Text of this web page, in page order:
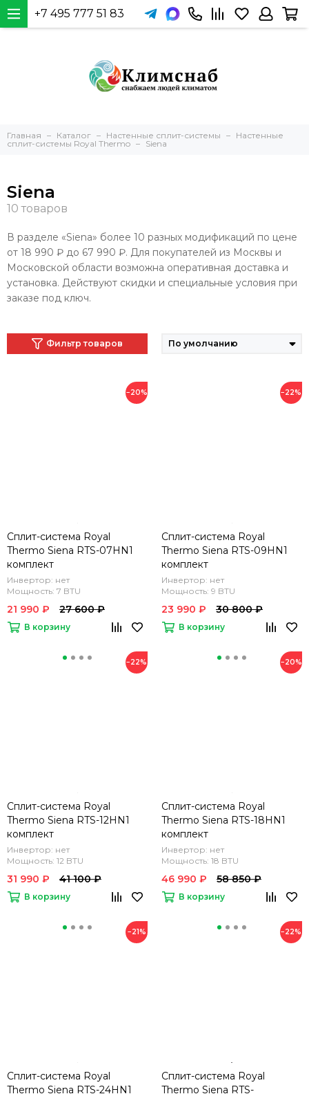
+7 495 777 51 83
Главная Каталог Настенные сплит-системы
Настенные
сплит-системы Royal Thermo
Siena
Siena
В разделе «Siena» более 10 разных модификаций по цене
от 18 990 ₽ до 67 990 ₽. Для покупателей из Москвы и
Московской области возможна оперативная доставка и
установка. Действуют скидки и специальные условия при
заказе под ключ.
Фильтр товаров
−20%
Сплит-система Royal
Thermo Siena RTS-07HN1
комплект
Инвертор: нет
Мощность: 7 BTU
21 990 ₽ 27 600 ₽
В корзину
−22%
Сплит-система Royal
Thermo Siena RTS-09HN1
комплект
Инвертор: нет
Мощность: 9 BTU
23 990 ₽ 30 800 ₽
В корзину
−22%
Сплит-система Royal
Thermo Siena RTS-12HN1
комплект
Инвертор: нет
Мощность: 12 BTU
31 990 ₽ 41 100 ₽
В корзину
−20%
Сплит-система Royal
Thermo Siena RTS-18HN1
комплект
Инвертор: нет
Мощность: 18 BTU
46 990 ₽ 58 850 ₽
В корзину
−21%
Сплит-система Royal
Thermo Siena RTS-24HN1
−22%
Сплит-система Royal
Thermo Siena RTS-